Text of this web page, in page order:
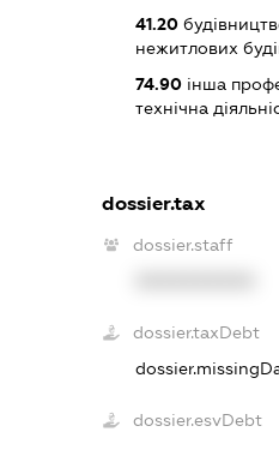
41.20
нежитлових
74.90інша
технічна
dossier.tax
dossier.staff
dossier.taxDebt
dossier.esvDebt